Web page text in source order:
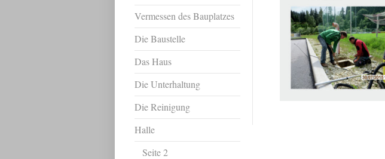
Vermessen des Bauplatzes
Die Baustelle
Das Haus
Die Unterhaltung
Die Reinigung
Halle
Seite 2